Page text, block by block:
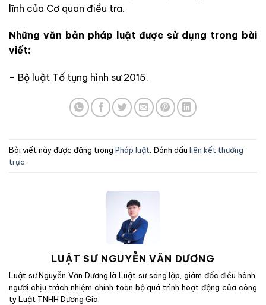
lĩnh của Cơ quan điều tra.
Những văn bản pháp luật được sử dụng trong bài
viết:
– Bộ luật Tố tụng hình sư 2015.
Bài viết này được đăng trong Pháp luật . Đánh dấu liên kết thường
trực
LUẬT SƯ NGUYỄN VĂN DƯƠNG
Luật sư Nguyễn Văn Dương là Luật sư sáng lập, giám đốc điều hành,
người chịu trách nhiệm chính toàn bộ quá trình hoạt động của công
ty Luật TNHH Dương Gia.